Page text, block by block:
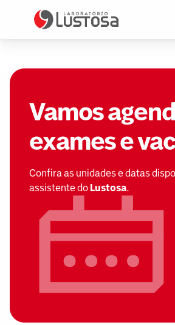
Vamos
exames e
Confira as unidades e datas
assistente do Lustosa.